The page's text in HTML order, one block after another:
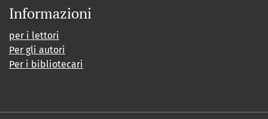
Informazioni
per i lettori
Per gli autori
Per i bibliotecari